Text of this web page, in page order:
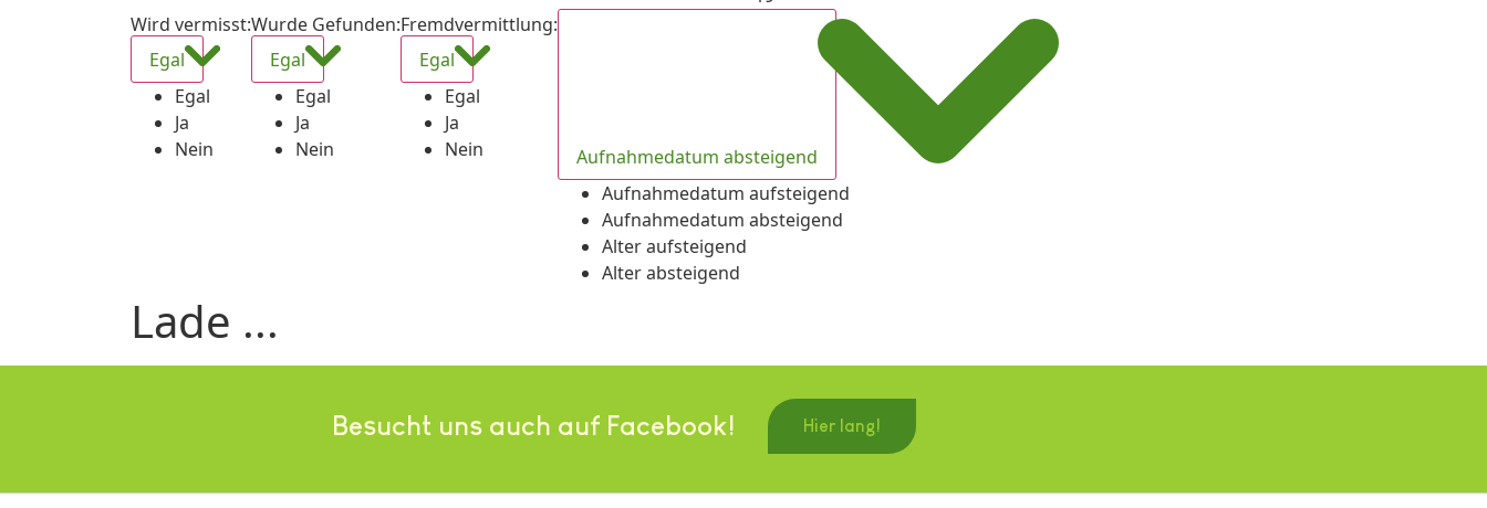
Wird vermisst:
Egal
Egal
Ja
Nein
Wurde Gefunden:
Egal
Egal
Ja
Nein
Fremdvermittlung:
Egal
Egal
Ja
Nein
Aufnahmedatum absteigend
Aufnahmedatum aufsteigend
Aufnahmedatum absteigend
Alter aufsteigend
Alter absteigend
Lade ...
Besucht uns auch auf Facebook! Hier lang!